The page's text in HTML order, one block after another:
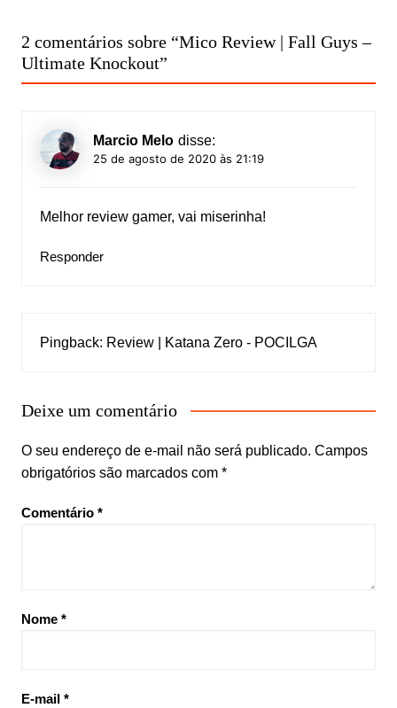
2 comentários sobre “Mico Review | Fall Guys –
Ultimate Knockout”
Marcio Melo disse:
25 de agosto de 2020 às 21:19
Melhor review gamer, vai miserinha!
Responder
Pingback: Review | Katana Zero - POCILGA
Deixe um comentário
O seu endereço de e-mail não será publicado. Campos
obrigatórios são marcados com *
Comentário *
Nome *
E-mail *